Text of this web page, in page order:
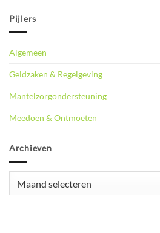
Pijlers
Algemeen
Geldzaken & Regelgeving
Mantelzorgondersteuning
Meedoen & Ontmoeten
Archieven